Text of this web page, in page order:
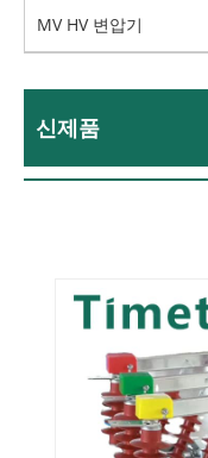
MV HV 변압기
신제품